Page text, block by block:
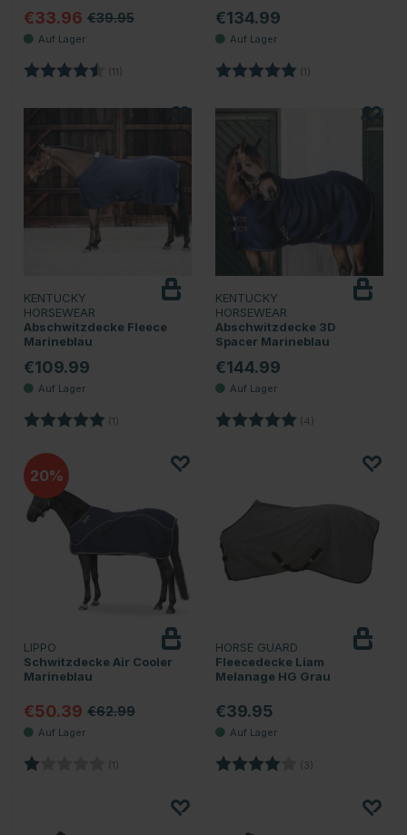
€33.96 €39.95
Bewertung: (11)
€134.99
Bewertung: (1)
KENTUCKY
HORSEWEAR
Abschwitzdecke Fleece
Marineblau
€109.99
Bewertung: (1)
KENTUCKY
HORSEWEAR
Abschwitzdecke 3D
Spacer Marineblau
€144.99
Bewertung: (4)
20
LIPPO
Schwitzdecke Air Cooler
Marineblau
€50.39 €62.99
Bewertung: (1)
HORSE GUARD
Fleecedecke Liam
Melanage HG Grau
€39.95
Bewertung: (3)